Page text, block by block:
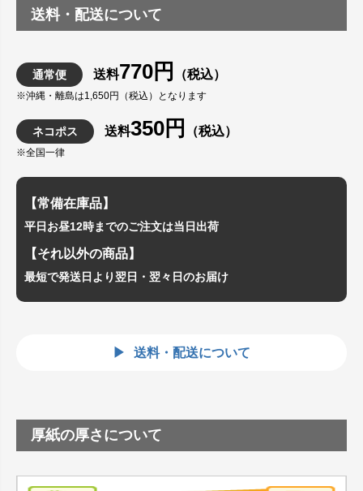
送料・配送について
通常便 送料770円 （税込）
※沖縄・離島は1,650円（税込）となります
ネコポス 送料350円 （税込）
※全国一律
【常備在庫品】
平日お昼12時までのご注文は当日出荷
【それ以外の商品】
最短で発送日より翌日・翌々日のお届け
送料・配送について
厚紙の厚さについて